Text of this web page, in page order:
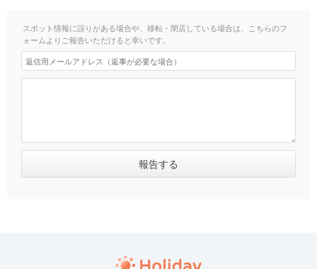
スポット情報に誤りがある場合や、移転・閉店している場合は、こちらのフ
ォームよりご報告いただけると幸いです。